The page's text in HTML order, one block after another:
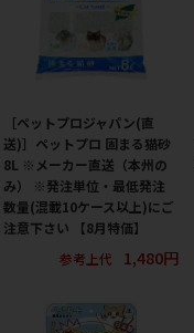
［ペットプロジャパン(直
送)］ペットプロ 固まる猫砂
8L ※メーカー直送（本州の
み） ※発注単位・最低発注
数量(混載10ケース以上)にご
注意下さい 【8月特価】
参考上代
1,480円